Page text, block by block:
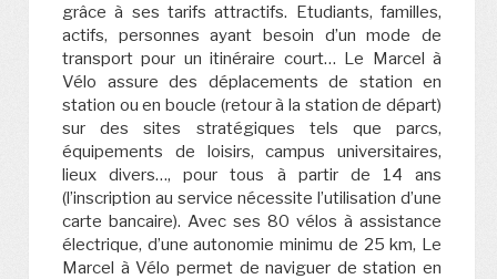
grâce à ses tarifs attractifs. Etudiants, familles,
actifs, personnes ayant besoin d’un mode de
transport pour un itinéraire court… Le Marcel à
Vélo assure des déplacements de station en
station ou en boucle (retour à la station de départ)
sur des sites stratégiques tels que parcs,
équipements de loisirs, campus universitaires,
lieux divers…, pour tous à partir de 14 ans
(l’inscription au service nécessite l’utilisation d’une
carte bancaire). Avec ses 80 vélos à assistance
électrique, d’une autonomie minimu de 25 km, Le
Marcel à Vélo permet de naviguer de station en